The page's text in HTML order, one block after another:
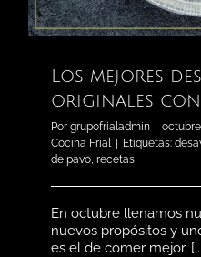
Los mejores
originales
Por grupofrialadmin | octubre
Cocina Frial
| Etiquetas:
de pavo recetas
En octubre llenamos
nuevos propósitos y
es el de comer mejor,